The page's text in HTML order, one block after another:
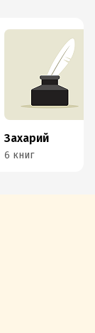
Захарий
6 книг